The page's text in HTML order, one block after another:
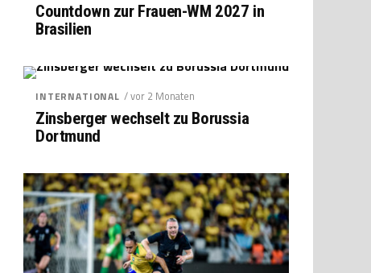
Countdown zur Frauen-WM 2027 in
Brasilien
INTERNATIONAL / vor 2 Monaten
Zinsberger wechselt zu Borussia
Dortmund